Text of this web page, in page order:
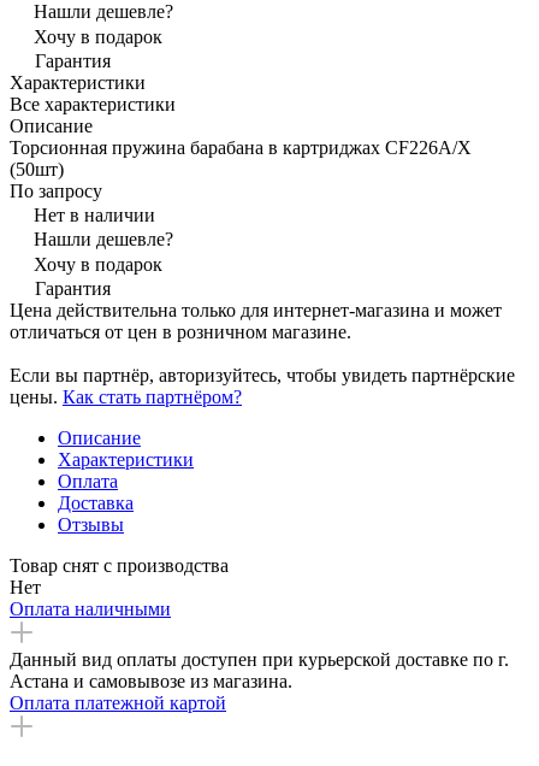
Нашли дешевле?
Хочу в подарок
Гарантия
Характеристики
Все характеристики
Описание
Торсионная пружина барабана в картриджах CF226A/X
(50шт)
По запросу
Нет в наличии
Нашли дешевле?
Хочу в подарок
Гарантия
Цена действительна только для интернет-магазина и может
отличаться от цен в розничном магазине.
Если вы партнёр, авторизуйтесь, чтобы увидеть партнёрские
цены. Как стать партнёром?
Описание
Характеристики
Оплата
Доставка
Отзывы
Товар снят с производства
Нет
Оплата наличными
Данный вид оплаты доступен при курьерской доставке по г.
Астана и самовывозе из магазина.
Оплата платежной картой